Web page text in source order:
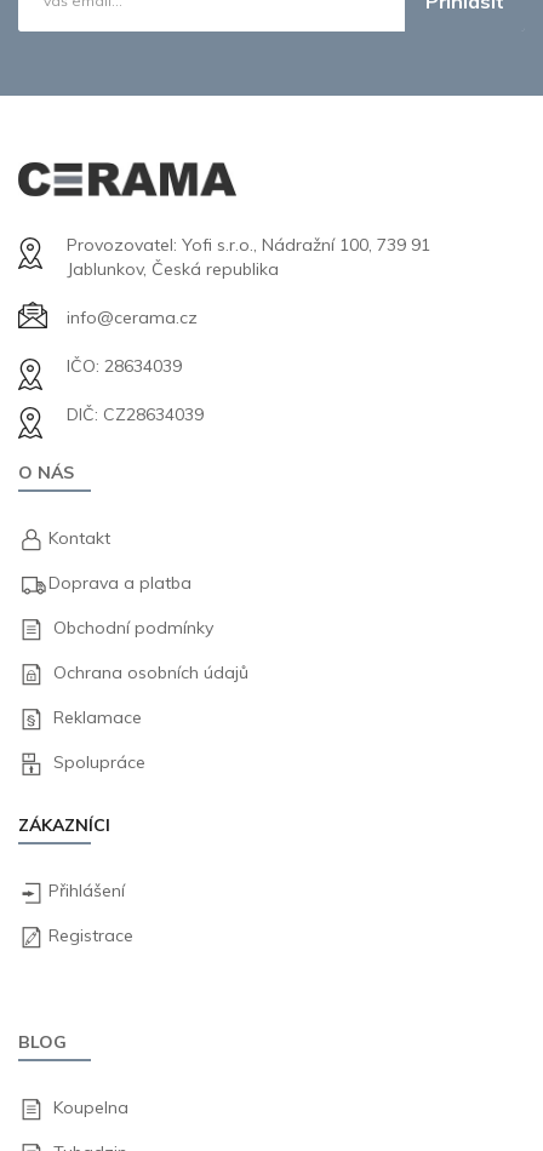
Provozovatel: Yofi s.r.o., Nádražní 100, 739 91
Jablunkov, Česká republika
info@cerama.cz
IČO: 28634039
DIČ: CZ28634039
O NÁS
Kontakt
Doprava a platba
Obchodní podmínky
Ochrana osobních údajů
Reklamace
Spolupráce
ZÁKAZNÍCI
Přihlášení
Registrace
BLOG
Koupelna